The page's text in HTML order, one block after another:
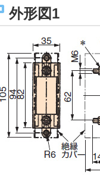
外形図1